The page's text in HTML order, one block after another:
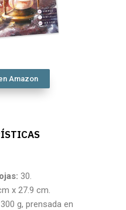
Amazon
30.
x 27.9 cm.
300 g, prensada en